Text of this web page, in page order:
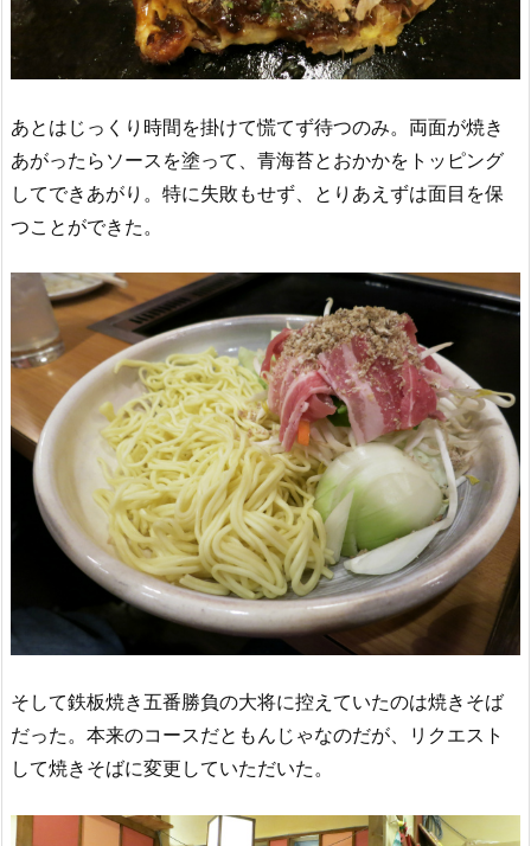
あとはじっくり時間を掛けて慌てず待つのみ。両面が焼き
あがったらソースを塗って、青海苔とおかかをトッピング
してできあがり。特に失敗もせず、とりあえずは面目を保
つことができた。
そして鉄板焼き五番勝負の大将に控えていたのは焼きそば
だった。本来のコースだともんじゃなのだが、リクエスト
して焼きそばに変更していただいた。